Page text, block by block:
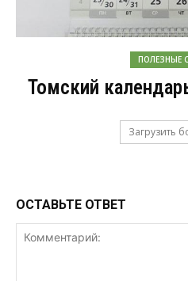
ПОЛЕЗНЫЕ
Томский
Загрузить
ОСТАВЬТЕ ОТВЕТ